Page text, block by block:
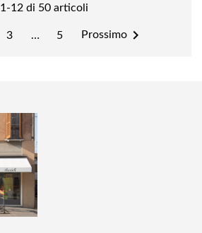
1-12 di 50 articoli
3 … 5 Prossimo